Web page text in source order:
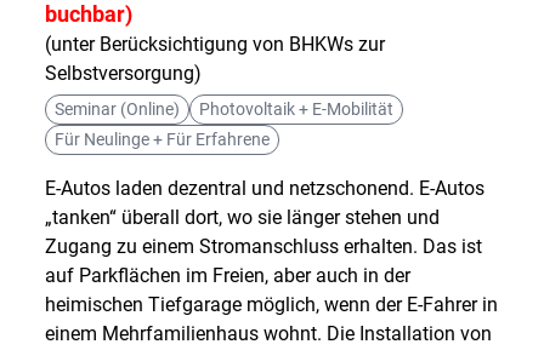
buchbar)
(unter Berücksichtigung von BHKWs zur
Selbstversorgung)
Seminar (Online)
Photovoltaik + E-Mobilität
Für Neulinge + Für Erfahrene
E-Autos laden dezentral und netzschonend. E-Autos
„tanken“ überall dort, wo sie länger stehen und
Zugang zu einem Stromanschluss erhalten. Das ist
auf Parkflächen im Freien, aber auch in der
heimischen Tiefgarage möglich, wenn der E-Fahrer in
einem Mehrfamilienhaus wohnt. Die Installation von